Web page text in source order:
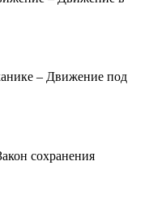
– Движение под
сохранения